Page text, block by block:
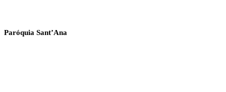
Paróquia Sant’Ana